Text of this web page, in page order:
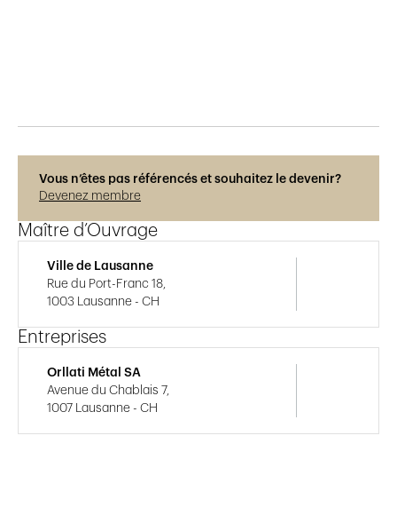
Vous n’êtes pas référencés et souhaitez le devenir?
Devenez membre
Maître d’Ouvrage
Ville de Lausanne
Rue du Port-Franc 18,
1003 Lausanne - CH
Entreprises
Orllati Métal SA
Avenue du Chablais 7,
1007 Lausanne - CH